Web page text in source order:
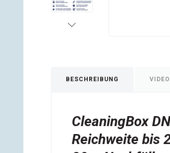
BESCHREIBUNG VIDEO
CleaningBox
Reichweite bis